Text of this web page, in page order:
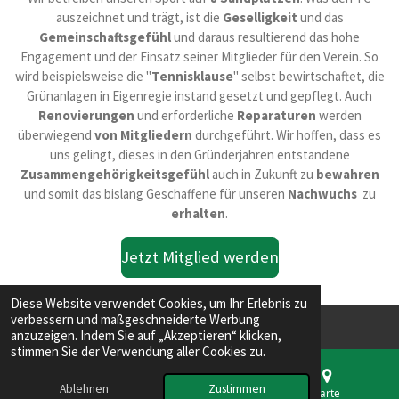
Diese Website verwendet Cookies, um Ihr Erlebnis zu
verbessern und maßgeschneiderte Werbung
anzuzeigen. Indem Sie auf „Akzeptieren“ klicken,
stimmen Sie der Verwendung aller Cookies zu.
Ablehnen Zustimmen
k
r
a
m
auszeichnet und trägt, ist die Geselligkeit und das
Gemeinschaftsgefühlund daraus resultierend das hohe
Engagement und der Einsatz seiner Mitglieder für den Verein. So
wird beispielsweise die "Tennisklause" selbst bewirtschaftet, die
Grünanlagen in Eigenregie instand gesetzt und gepflegt. Auch
Renovierungen und erforderliche Reparaturen werden
überwiegend von Mitgliedern durchgeführt. Wir hoffen, dass es
uns gelingt, dieses in den Gründerjahren entstandene
Zusammengehörigkeitsgefühlauch in Zukunft zu bewahren
und somit das bislang Geschaffene für unseren Nachwuchszu
erhalten.
Jetzt Mitglied werden
Impressum
E-Mail Telefon Karte